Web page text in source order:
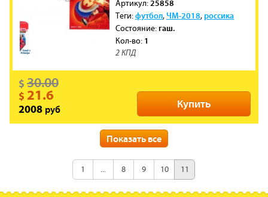
Артикул: 25858
Теги:футбол,ЧМ-2018,россика
Состояние:гаш.
Кол-во: 1
2 КПД
Купить
$ 30.00
$ 21.6
2008 руб
Год: 2015
Артикул:25843
Теги:футбол,ЧМ-2018,россика
Показать все
1 ... 8 9 10 11